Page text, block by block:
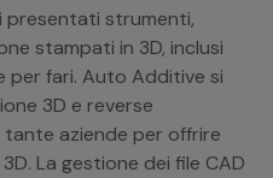
presentati strumenti,
stampati in 3D, inclusi
per fari. Auto Additive si
3D e reverse
aziende per offrire
La gestione dei file CAD